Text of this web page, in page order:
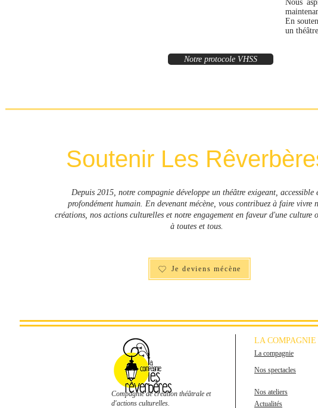
Nous
En
un
Notre protocole VHSS
Soutenir Les
Depuis 2015, notre compagnie développe un théâtre exigeant, accessible
profondément humain. En devenant mécène, vous contribuez à faire vivre
créations, nos actions culturelles et notre engagement en faveur d'une culture
à toutes et tous.
Je deviens mécène
Compagnie de création théâtrale et
d'actions culturelles.
LA COMPAGNIE
La compagnie
Nos spectacles
Nos ateliers
Actualités